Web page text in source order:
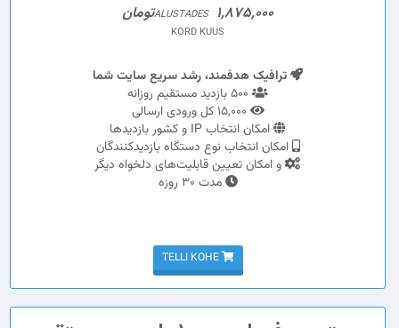
ALUSTADES 1,875,000تومان
KORD KUUS
ترافیک هدفمند، رشد سریع سایت شما
امکان انتخاب IP و کشور بازدیدها
امکان انتخاب نوع دستگاه بازدیدکنندگان
و امکان تعیین قابلیت‌های دلخواه دیگر
مدت 30 روزه
TELLI KOHE